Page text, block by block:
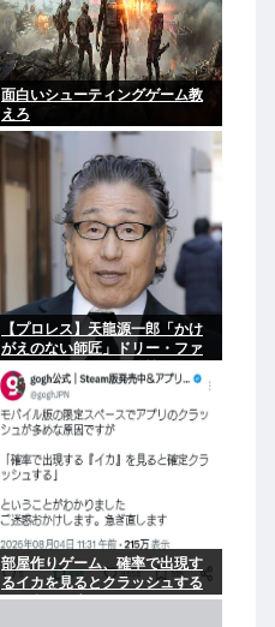
面白いシューティングゲーム教
えろ
【プロレス】天龍源一郎「かけ
がえのない師匠」ドリー・ファ
ンク・ジュニアさん追悼
部屋作りゲーム、確率で出現す
るイカを見るとクラッシュする
不具合が発生